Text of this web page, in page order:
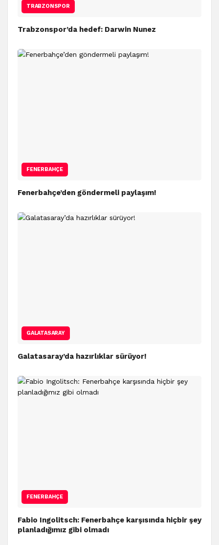
TRABZONSPOR
Trabzonspor’da hedef: Darwin Nunez
FENERBAHÇE
Fenerbahçe’den göndermeli paylaşım!
GALATASARAY
Galatasaray’da hazırlıklar sürüyor!
FENERBAHÇE
Fabio Ingolitsch: Fenerbahçe karşısında hiçbir şey
planladığımız gibi olmadı